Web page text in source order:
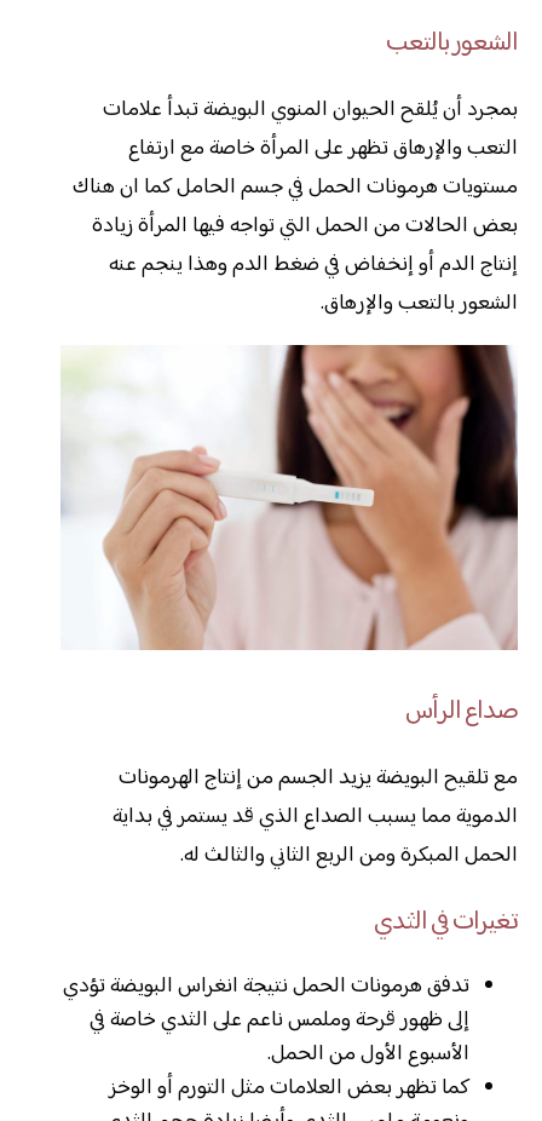
الشعور بالتعب
بمجرد أن يُلقح الحيوان المنوي البويضة تبدأ علامات
التعب والإرهاق تظهر على المرأة خاصة مع ارتفاع
مستويات هرمونات الحمل في جسم الحامل كما ان هناك
بعض الحالات من الحمل التي تواجه فيها المرأة زيادة
إنتاج الدم أو إنخفاض في ضغط الدم وهذا ينجم عنه
الشعور بالتعب والإرهاق.
صداع الرأس
مع تلقيح البويضة يزيد الجسم من إنتاج الهرمونات
الدموية مما يسبب الصداع الذي قد يستمر في بداية
الحمل المبكرة ومن الربع الثاني والثالث له.
تغيرات في الثدي
تدفق هرمونات الحمل نتيجة انغراس البويضة تؤدي
إلى ظهور قرحة وملمس ناعم على الثدي خاصة في
الأسبوع الأول من الحمل.
كما تظهر بعض العلامات مثل التورم أو الوخز